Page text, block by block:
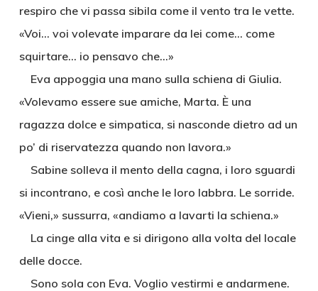
respiro che vi passa sibila come il vento tra le vette.
«Voi… voi volevate imparare da lei come… come
squirtare… io pensavo che…»
Eva appoggia una mano sulla schiena di Giulia.
«Volevamo essere sue amiche, Marta. È una
ragazza dolce e simpatica, si nasconde dietro ad un
po’ di riservatezza quando non lavora.»
Sabine solleva il mento della cagna, i loro sguardi
si incontrano, e così anche le loro labbra. Le sorride.
«Vieni,» sussurra, «andiamo a lavarti la schiena.»
La cinge alla vita e si dirigono alla volta del locale
delle docce.
Sono sola con Eva. Voglio vestirmi e andarmene.